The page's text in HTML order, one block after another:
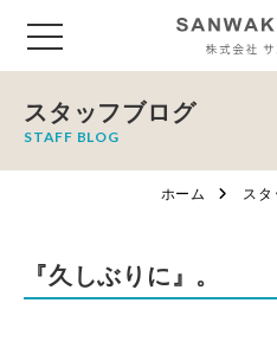
スタッフブログ
STAFF BLOG
ホーム スタ
『久しぶりに』。